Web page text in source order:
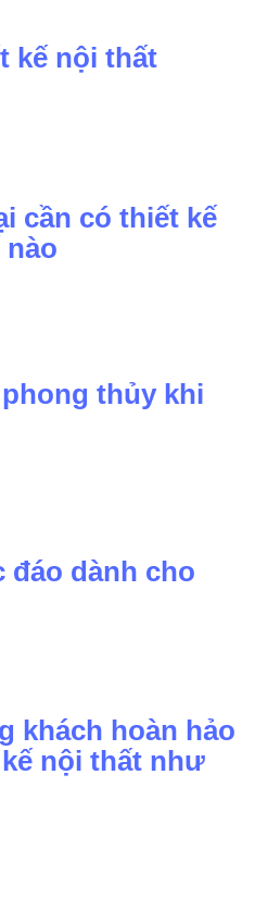
kế nội thất
cần có thiết kế
thủy khi
đáo dành cho
khách hoàn hảo
nội thất như